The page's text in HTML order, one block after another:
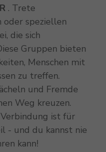
. Trete
oder speziellen
die sich
Gruppen bieten
Menschen mit
zu treffen.
und Fremde
Weg kreuzen.
ist für
- und du kannst nie
kann!